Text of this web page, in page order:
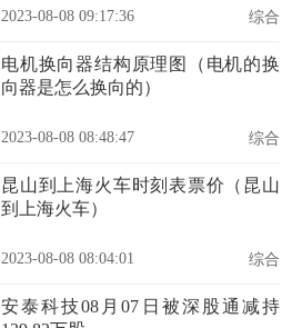
2023-08-08 09:17:36 综合
电机换向器结构原理图（电机的换
向器是怎么换向的）
2023-08-08 08:48:47 综合
昆山到上海火车时刻表票价（昆山
到上海火车）
2023-08-08 08:04:01 综合
安泰科技08月07日被深股通减持